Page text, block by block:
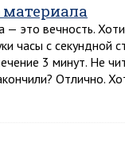
это вечность.
часы с секундной
3 минут. Не
Отлично.